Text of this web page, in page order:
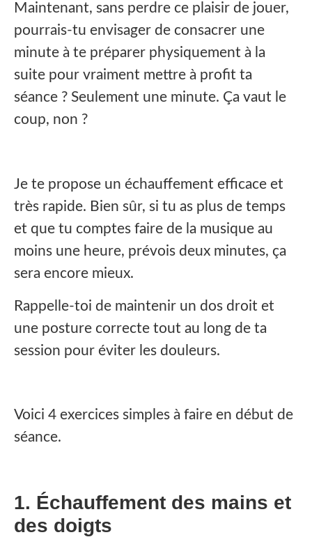
Maintenant, sans perdre ce plaisir de jouer,
pourrais-tu envisager de consacrer une
minute à te préparer physiquement à la
suite pour vraiment mettre à profit ta
séance ? Seulement une minute. Ça vaut le
coup, non ?
Je te propose un échauffement efficace et
très rapide. Bien sûr, si tu as plus de temps
et que tu comptes faire de la musique au
moins une heure, prévois deux minutes, ça
sera encore mieux.
Rappelle-toi de maintenir un dos droit et
une posture correcte tout au long de ta
session pour éviter les douleurs.
Voici 4 exercices simples à faire en début de
séance.
1. Échauffement des mains et
des doigts